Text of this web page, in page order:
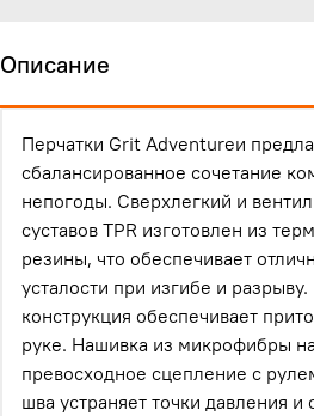
Описание
Перчатки Grit Adventureи
сбалансированное сочетание
непогоды. Сверхлегкий и
суставов TPR изготовлен из
резины, что обеспечивает
усталости при изгибе и разрыву.
конструкция обеспечивает
руке. Нашивка из микрофибры
превосходное сцепление с
шва устраняет точки давления и